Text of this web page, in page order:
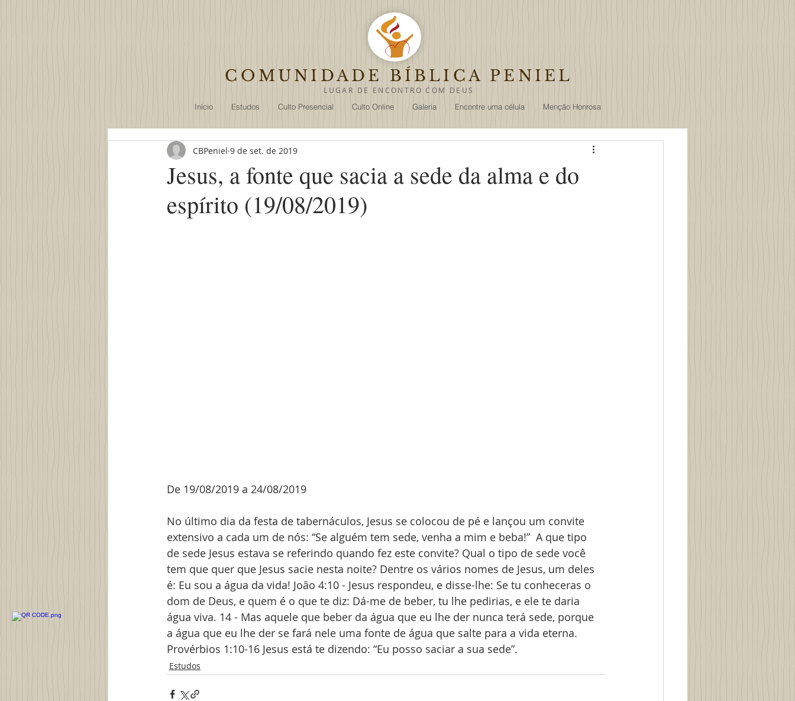
COMUNIDADE BÍBLICA PENIEL
LUGAR DE ENCON TRO COM DEUS
Início
Estudos Culto Presencial Culto Online Galeria Encontre uma célula Menção Honrosa
Jesus, a fonte que sacia a sede da alma e do
espírito (19/08/2019)
CBPeniel 9 de set. de 2019
De 19/08/2019 a 24/08/2019
No último dia da festa de tabernáculos, Jesus se colocou de pé e lançou um convite
extensivo a cada um de nós: “Se alguém tem sede, venha a mim e beba!”  A que tipo
de sede Jesus estava se referindo quando fez este convite? Qual o tipo de sede você
tem que quer que Jesus sacie nesta noite? Dentre os vários nomes de Jesus, um deles
é: Eu sou a água da vida! João 4:10 - Jesus respondeu, e disse-lhe: Se tu conheceras o
dom de Deus, e quem é o que te diz: Dá-me de beber, tu lhe pedirias, e ele te daria
água viva. 14 - Mas aquele que beber da água que eu lhe der nunca terá sede, porque
a água que eu lhe der se fará nele uma fonte de água que salte para a vida eterna.
Provérbios 1:10-16 Jesus está te dizendo: “Eu posso saciar a sua sede”.
Estudos